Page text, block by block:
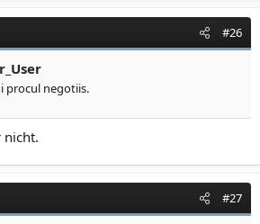
#26
procul negotiis.
nicht.
#27